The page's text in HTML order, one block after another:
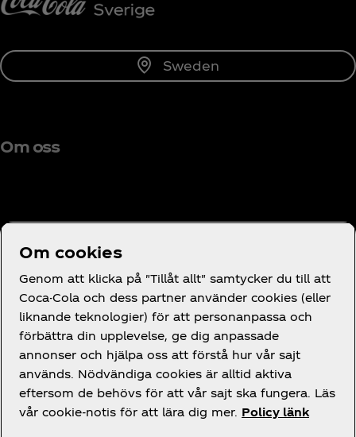
Sweden
Om oss
Behöver du hjälp?
Juridik
Om cookies
Genom att klicka på "Tillåt allt" samtycker du till att
Coca-Cola och dess partner använder cookies (eller
liknande teknologier) för att personanpassa och
förbättra din upplevelse, ge dig anpassade
annonser och hjälpa oss att förstå hur vår sajt
används. Nödvändiga cookies är alltid aktiva
eftersom de behövs för att vår sajt ska fungera. Läs
vår cookie-notis för att lära dig mer. Policy länk